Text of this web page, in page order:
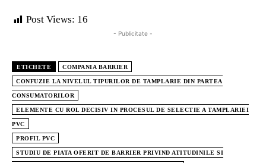
Post Views: 16
- Publicitate -
ETICHETE COMPANIA BARRIER
CONFUZIE LA NIVELUL TIPURILOR DE TAMPLARIE DIN PARTEA
CONSUMATORILOR
ELEMENTE CU ROL DECISIV IN PROCESUL DE SELECTIE A TAMPLARIEI
PVC
PROFIL PVC
STUDIU DE PIATA OFERIT DE BARRIER PRIVIND ATITUDINILE SI